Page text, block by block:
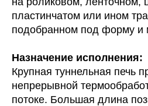
пластинчатом или ином
подобранном под форму и
Назначение исполнения:
Крупная туннельная печь
непрерывной
потоке. Большая длина